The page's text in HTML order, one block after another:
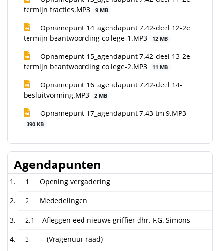
termijn fracties.MP3
9 MB
Opnamepunt 14_agendapunt 7.42-deel 12-2e
termijn beantwoording college-1.MP3
12 MB
Opnamepunt 15_agendapunt 7.42-deel 13-2e
termijn beantwoording college-2.MP3
11 MB
Opnamepunt 16_agendapunt 7.42-deel 14-
besluitvorming.MP3
2 MB
Opnamepunt 17_agendapunt 7.43 tm 9.MP3
390 KB
Agendapunten
1 Opening vergadering
2 Mededelingen
2.1 Afleggen eed nieuwe griffier dhr. F.G. Simons
3 -- (Vragenuur raad)